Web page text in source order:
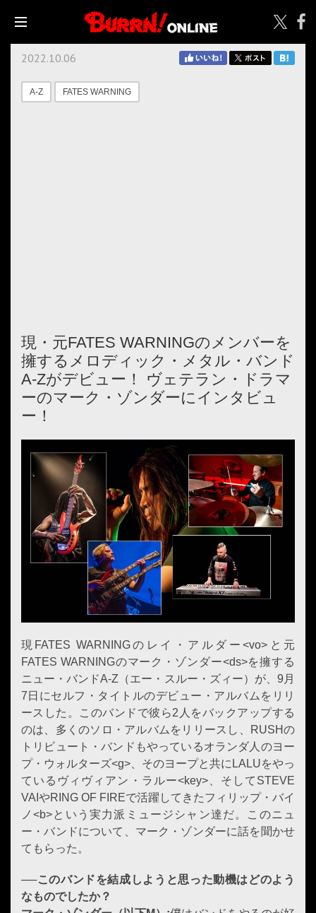
2022.10.06
A-Z FATES WARNING
現・元FATES WARNINGのメンバーを
擁するメロディック・メタル・バンド
A-Zがデビュー！ ヴェテラン・ドラマ
ーのマーク・ゾンダーにインタビュ
ー！
現FATES WARNINGのレイ・アルダー<vo>と元
FATES WARNINGのマーク・ゾンダー<ds>を擁する
ニュー・バンドA-Z（エー・スルー・ズィー）が、9月
7日にセルフ・タイトルのデビュー・アルバムをリリ
ースした。このバンドで彼ら2人をバックアップする
のは、多くのソロ・アルバムをリリースし、RUSHの
トリビュート・バンドもやっているオランダ人のヨー
プ・ウォルターズ<g>、そのヨープと共にLALUをやっ
ているヴィヴィアン・ラルー<key>、そしてSTEVE
VAIやRING OF FIREで活躍してきたフィリップ・バイ
ノ<b>という実力派ミュージシャン達だ。このニュ
ー・バンドについて、マーク・ゾンダーに話を聞かせ
てもらった。
──このバンドを結成しようと思った動機はどのよう
なものでしたか？